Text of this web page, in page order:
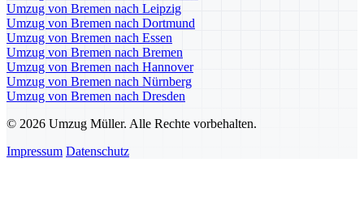
Umzug von Bremen nach Leipzig
Umzug von Bremen nach Dortmund
Umzug von Bremen nach Essen
Umzug von Bremen nach Bremen
Umzug von Bremen nach Hannover
Umzug von Bremen nach Nürnberg
Umzug von Bremen nach Dresden
© 2026 Umzug Müller. Alle Rechte vorbehalten.
Impressum Datenschutz